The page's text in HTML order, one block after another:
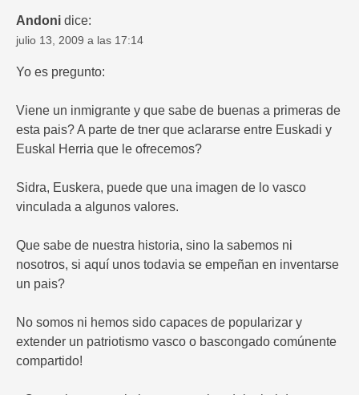
Andoni dice:
julio 13, 2009 a las 17:14
Yo es pregunto:
Viene un inmigrante y que sabe de buenas a primeras de
esta pais? A parte de tner que aclararse entre Euskadi y
Euskal Herria que le ofrecemos?
Sidra, Euskera, puede que una imagen de lo vasco
vinculada a algunos valores.
Que sabe de nuestra historia, sino la sabemos ni
nosotros, si aquí unos todavia se empeñan en inventarse
un pais?
No somos ni hemos sido capaces de popularizar y
extender un patriotismo vasco o bascongado comúnente
compartido!